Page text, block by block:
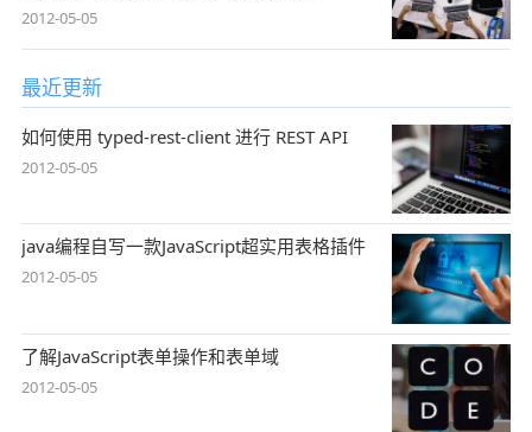
2012-05-05
最近更新
如何使用 typed-rest-client 进行 REST API
2012-05-05
java编程自写一款JavaScript超实用表格插件
2012-05-05
了解JavaScript表单操作和表单域
2012-05-05